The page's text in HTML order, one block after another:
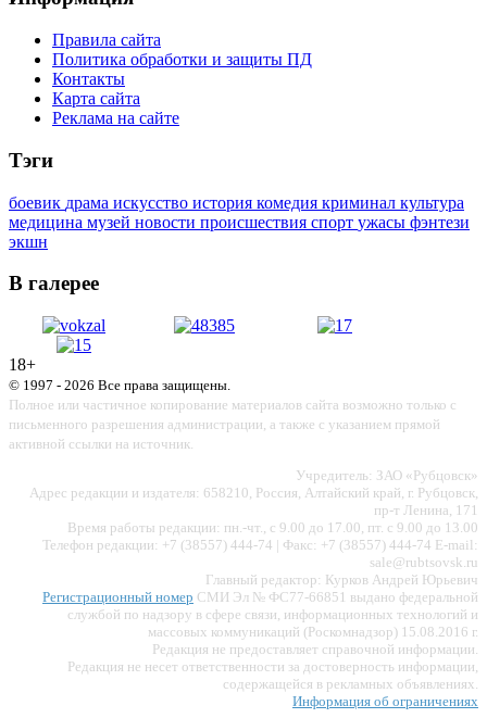
Правила сайта
Политика обработки и защиты ПД
Контакты
Карта сайта
Реклама на сайте
Тэги
боевик драма искусство история комедия криминал культура
медицина музей новости происшествия спорт ужасы фэнтези
экшн
В галерее
18+
© 1997 - 2026 Все права защищены.
Полное или частичное копирование материалов сайта возможно только с
письменного разрешения администрации, а также с указанием прямой
активной ссылки на источник.
Учредитель: ЗАО «Рубцовск»
Адрес редакции и издателя: 658210, Россия, Алтайский край, г. Рубцовск,
пр-т Ленина, 171
Время работы редакции: пн.-чт., с 9.00 до 17.00, пт. с 9.00 до 13.00
Телефон редакции: +7 (38557) 444-74 | Факс: +7 (38557) 444-74 E-mail:
sale@rubtsovsk.ru
Главный редактор: Курков Андрей Юрьевич
Регистрационный номер СМИ Эл № ФС77-66851 выдано федеральной
службой по надзору в сфере связи, информационных технологий и
массовых коммуникаций (Роскомнадзор) 15.08.2016 г.
Редакция не предоставляет справочной информации.
Редакция не несет ответственности за достоверность информации,
содержащейся в рекламных объявлениях.
Информация об ограничениях